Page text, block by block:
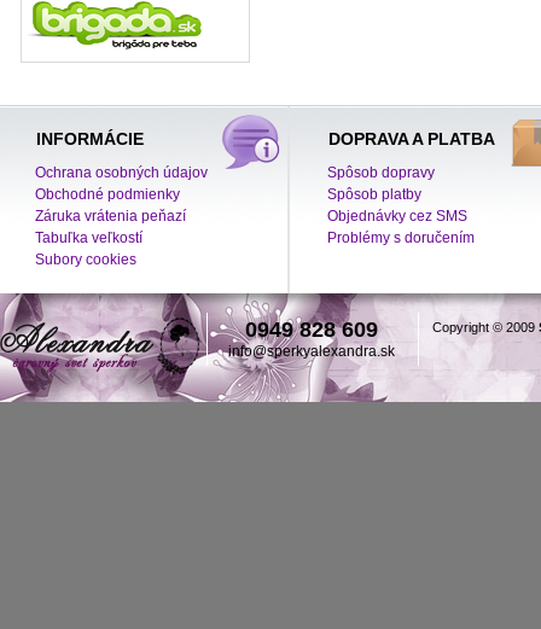
INFORMÁCIE
Ochrana osobných údajov
Obchodné podmienky
Záruka vrátenia peňazí
Tabuľka veľkostí
Subory cookies
DOPRAVA A PLATBA
Spôsob dopravy
Spôsob platby
Objednávky cez SMS
Problémy s doručením
0949 828 609
info@sperkyalexandra.sk
Copyright © 2009